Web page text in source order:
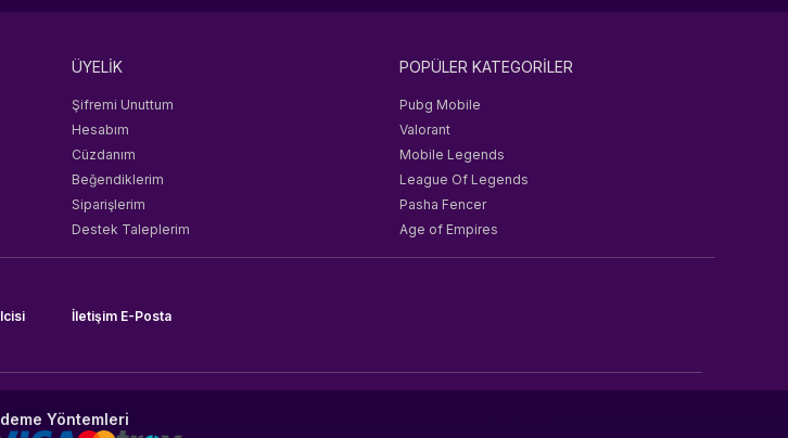
ÜYELİK
Şifremi Unuttum
Hesabım
Cüzdanım
Beğendiklerim
Siparişlerim
Destek Taleplerim
POPÜLER KATEGORİLER
Pubg Mobile
Valorant
Mobile Legends
League Of Legends
Pasha Fencer
Age of Empires
İletişim E-Posta
Yöntemleri